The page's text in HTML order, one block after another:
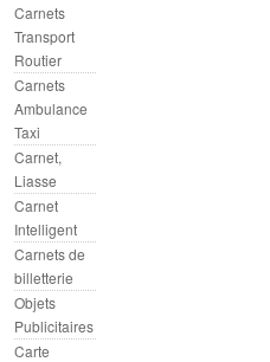
Carnets
Transport
Routier
Carnets
Ambulance
Taxi
Carnet,
Liasse
Carnet
Intelligent
Carnets de
billetterie
Objets
Publicitaires
Carte